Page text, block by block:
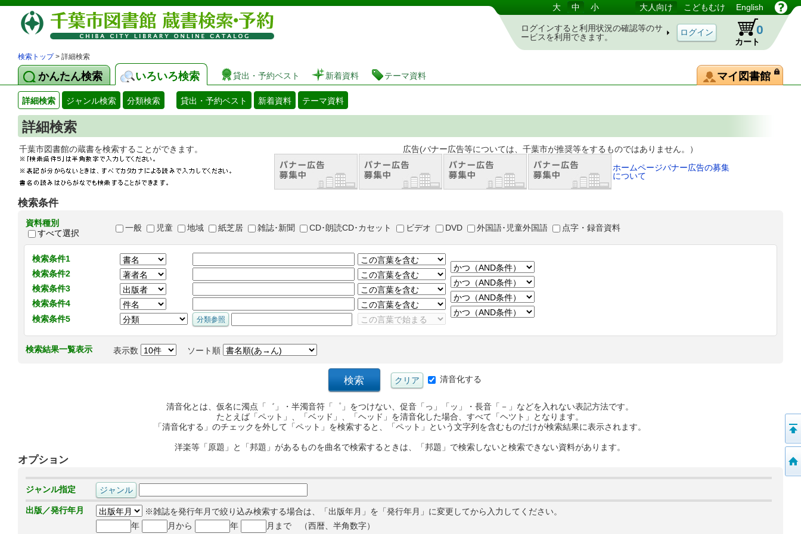
図書館 蔵書検索・予約システム 大 中 小 大人向け こどもむけ English
ログインすると利用状況の確認等のサ
ービスを利用できます。
カート
0
検索トップ> 詳細検索
かんたん検索 いろいろ検索 貸出・予約ベスト 新着資料 テーマ資料 マイ図書館
詳細検索 ジャンル検索 分類検索 貸出・予約ベスト 新着資料 テーマ資料
詳細検索
千葉市図書館の蔵書を検索することができます。 広告(バナー広告等については、千葉市が推奨等をするものではありません。）
ホームページバナー広告の募集
について
検索条件
資料種別
すべて選択
一般 児童 地域 紙芝居 雑誌･新聞 CD･朗読CD･カセット ビデオ DVD 外国語･児童外国語 点字・録音資料
検索条件1
検索条件2
検索条件3
検索条件4
検索条件5
検索結果一覧表示 表示数 ソート順
清音化する
清音化とは、仮名に濁点「゛」・半濁音符「゜」をつけない、促音「っ」「ッ」・長音「－」などを入れない表記方法です。
たとえば「ペット」、「ベッド」、「ヘッド」を清音化した場合、すべて「ヘツト」となります。
「清音化する」のチェックを外して「ペット」を検索すると、「ペット」という文字列を含むものだけが検索結果に表示されます。
洋楽等「原題」と「邦題」があるものを曲名で検索するときは、「邦題」で検索しないと検索できない資料があります。
オプション
ジャンル指定
出版／発行年月
※雑誌を発行年月で絞り込み検索する場合は、「出版年月」を「発行年月」に変更してから入力してください。
年
月から 年 月まで （西暦、半角数字）